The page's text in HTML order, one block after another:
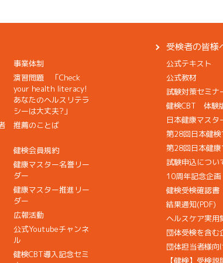
事業体制
演習問題 「Check
your health literacy!
あなたのヘルスリテラ
シーは大丈夫?」
推薦のことば
健検会員規約
健康マスター名誉リー
ダー
健康マスター推進リー
ダー
広報活動
公式Youtubeチャンネ
ル
健検CBT導入記念セミ
受検者の皆様
公式テキスト
公式教材
試験対策セミナ
健検CBT 体験
日本健康マス
第28回日本健
第28回日本健
試験申込につい
10周年記念企
健検受検確認書
結果通知(PDF)
ヘルスケア実用
団体受検を含む
団体担当者様向
【健検】受検説